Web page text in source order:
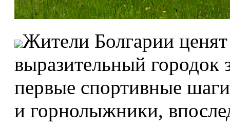
Жители Болгарии
выразительный городок
первые спортивные
и горнолыжники,